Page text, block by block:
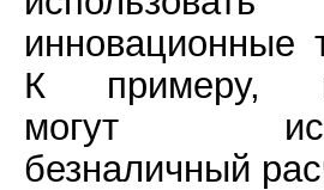
инновационные
К примеру,
могут
безналичный